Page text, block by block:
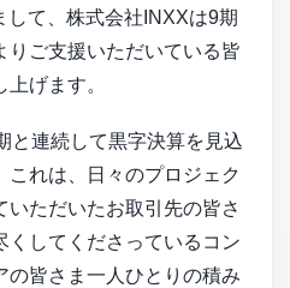
て、株式会社INXXは9期
りご支援いただいている皆
げます。
と連続して黒字決算を見込
れは、日々のプロジェク
いただいたお取引先の皆さ
くしてくださっているコン
の皆さま一人ひとりの積み